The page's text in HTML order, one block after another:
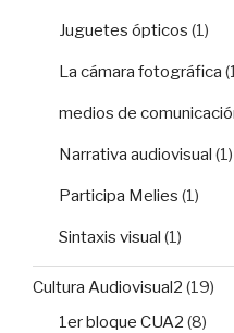
Juguetes ópticos (1)
La cámara fotográfica
medios de
Narrativa audiovisual (1)
Participa Melies (1)
Sintaxis visual (1)
Cultura Audiovisual2 (19)
1er bloque CUA2 (8)